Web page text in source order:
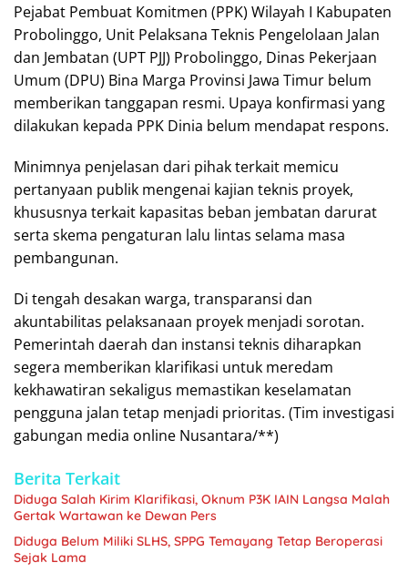
Pejabat Pembuat Komitmen (PPK) Wilayah I Kabupaten
Probolinggo, Unit Pelaksana Teknis Pengelolaan Jalan
dan Jembatan (UPT PJJ) Probolinggo, Dinas Pekerjaan
Umum (DPU) Bina Marga Provinsi Jawa Timur belum
memberikan tanggapan resmi. Upaya konfirmasi yang
dilakukan kepada PPK Dinia belum mendapat respons.
Minimnya penjelasan dari pihak terkait memicu
pertanyaan publik mengenai kajian teknis proyek,
khususnya terkait kapasitas beban jembatan darurat
serta skema pengaturan lalu lintas selama masa
pembangunan.
Di tengah desakan warga, transparansi dan
akuntabilitas pelaksanaan proyek menjadi sorotan.
Pemerintah daerah dan instansi teknis diharapkan
segera memberikan klarifikasi untuk meredam
kekhawatiran sekaligus memastikan keselamatan
pengguna jalan tetap menjadi prioritas. (Tim investigasi
gabungan media online Nusantara/**)
Berita Terkait
Diduga Salah Kirim Klarifikasi, Oknum P3K IAIN Langsa Malah
Gertak Wartawan ke Dewan Pers
Diduga Belum Miliki SLHS, SPPG Temayang Tetap Beroperasi
Sejak Lama